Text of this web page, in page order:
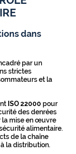
dans
par un
strictes
et la
ISO 22000 pour
des denrées
la mise en œuvre
alimentaire.
de la chaîne
la distribution.